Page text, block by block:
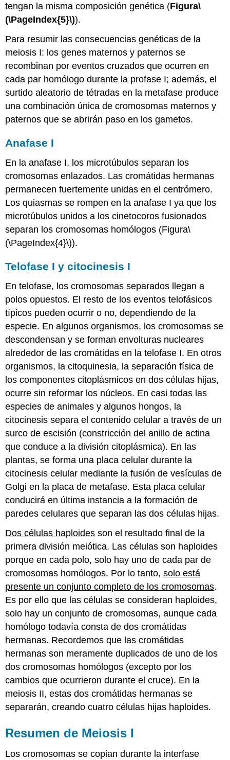
tengan la misma composición genética (Figura\
(\PageIndex{5}\)).
Para resumir las consecuencias genéticas de la
meiosis I: los genes maternos y paternos se
recombinan por eventos cruzados que ocurren en
cada par homólogo durante la profase I; además, el
surtido aleatorio de tétradas en la metafase produce
una combinación única de cromosomas maternos y
paternos que se abrirán paso en los gametos.
Anafase I
En la anafase I, los microtúbulos separan los
cromosomas enlazados. Las cromátidas hermanas
permanecen fuertemente unidas en el centrómero.
Los quiasmas se rompen en la anafase I ya que los
microtúbulos unidos a los cinetocoros fusionados
separan los cromosomas homólogos (Figura\
(\PageIndex{4}\)).
Telofase I y citocinesis I
En telofase, los cromosomas separados llegan a
polos opuestos. El resto de los eventos telofásicos
típicos pueden ocurrir o no, dependiendo de la
especie. En algunos organismos, los cromosomas se
descondensan y se forman envolturas nucleares
alrededor de las cromátidas en la telofase I. En otros
organismos, la citoquinesia, la separación física de
los componentes citoplásmicos en dos células hijas,
ocurre sin reformar los núcleos. En casi todas las
especies de animales y algunos hongos, la
citocinesis separa el contenido celular a través de un
surco de escisión (constricción del anillo de actina
que conduce a la división citoplásmica). En las
plantas, se forma una placa celular durante la
citocinesis celular mediante la fusión de vesículas de
Golgi en la placa de metafase. Esta placa celular
conducirá en última instancia a la formación de
paredes celulares que separan las dos células hijas.
Dos células haploides son el resultado final de la
primera división meiótica. Las células son haploides
porque en cada polo, solo hay uno de cada par de
cromosomas homólogos. Por lo tanto,solo está
presente un conjunto completo de los cromosomas.
Es por ello que las células se consideran haploides,
solo hay un conjunto de cromosomas, aunque cada
homólogo todavía consta de dos cromátidas
hermanas. Recordemos que las cromátidas
hermanas son meramente duplicados de uno de los
dos cromosomas homólogos (excepto por los
cambios que ocurrieron durante el cruce). En la
meiosis II, estas dos cromátidas hermanas se
separarán, creando cuatro células hijas haploides.
Resumen de Meiosis I
Los cromosomas se copian durante la interfase